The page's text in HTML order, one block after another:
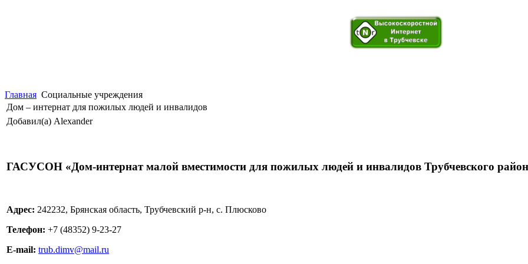
Главная Социальные учреждения
Дом – интернат для пожилых людей и инвалидов
Добавил(а) Alexander
ГАСУСОН «Дом-интернат малой вместимости для пожилых людей и инвалидов Трубчевского
Адрес: 242232, Брянская область, Трубчевский р-н, с. Плюсково
Телефон: +7 (48352) 9-23-27
E-mail: trub.dimv@mail.ru